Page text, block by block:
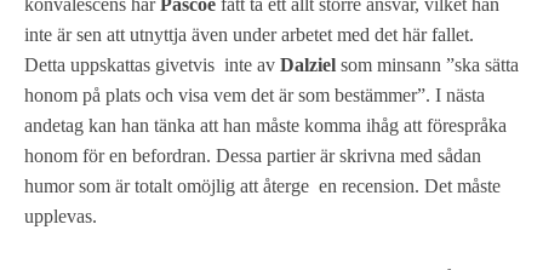
konvalescens harPascoe fått ta ett allt större ansvar, vilket han
inte är sen att utnyttja även under arbetet med det här fallet.
Detta uppskattas givetvis inte av Dalziel som minsann ”ska sätta
honom på plats och visa vem det är som bestämmer”. I nästa
andetag kan han tänka att han måste komma ihåg att förespråka
honom för en befordran. Dessa partier är skrivna med sådan
humor som är totalt omöjlig att återge en recension. Det måste
upplevas.